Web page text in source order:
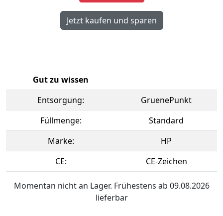
Gut zu wissen
Entsorgung:
GruenePunkt
Füllmenge:
Standard
Marke:
HP
CE:
CE-Zeichen
Momentan nicht an Lager. Frühestens ab 09.08.2026
lieferbar